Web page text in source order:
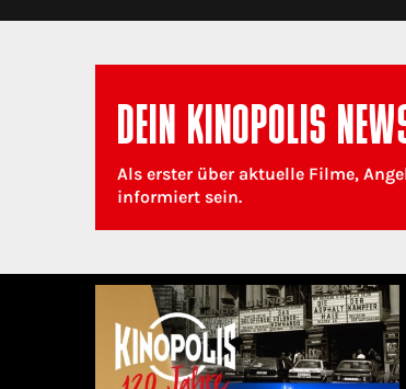
DEIN KINOPOLIS
Als erster über aktuelle Filme,
informiert sein.